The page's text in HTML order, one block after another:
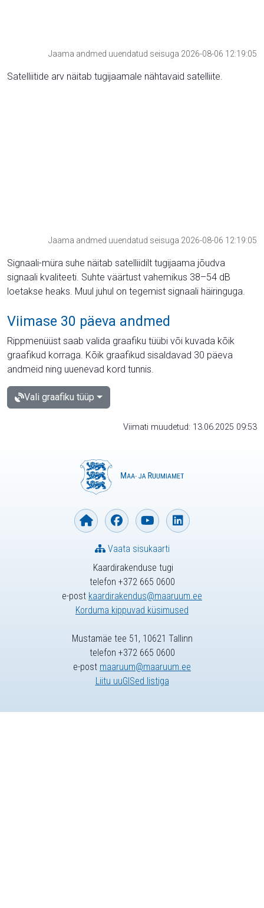
Jaama andmed uuendatud seisuga 2026-08-06 12:19:05
Satelliitide arv näitab tugijaamale nähtavaid satelliite.
Jaama andmed uuendatud seisuga 2026-08-06 12:19:05
Signaali-müra suhe näitab satelliidilt tugijaama jõudva
signaali kvaliteeti. Suhte väärtust vahemikus 38–54 dB
loetakse heaks. Muul juhul on tegemist signaali häiringuga.
Viimase 30 päeva andmed
Rippmenüüst saab valida graafiku tüübi või kuvada kõik
graafikud korraga. Kõik graafikud sisaldavad 30 päeva
andmeid ning uuenevad kord tunnis.
Vali graafiku tüüp
Viimati muudetud: 13.06.2025 09:53
Kaardirakenduse tugi
telefon +372 665 0600
e-post kaardirakendus@maaruum.ee
Korduma kippuvad küsimused
Vaata sisukaarti
Mustamäe tee 51, 10621 Tallinn
telefon +372 665 0600
e-post maaruum@maaruum.ee
Liitu uuGISed listiga